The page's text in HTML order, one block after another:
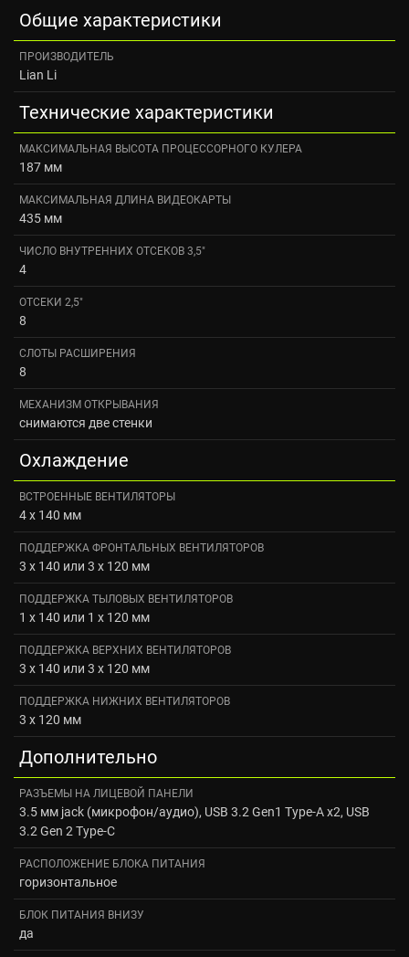
Общие характеристики
ПРОИЗВОДИТЕЛЬ
Lian Li
Технические характеристики
МАКСИМАЛЬНАЯ ВЫСОТА ПРОЦЕССОРНОГО КУЛЕРА
187 мм
МАКСИМАЛЬНАЯ ДЛИНА ВИДЕОКАРТЫ
435 мм
ЧИСЛО ВНУТРЕННИХ ОТСЕКОВ 3,5"
4
ОТСЕКИ 2,5"
8
СЛОТЫ РАСШИРЕНИЯ
8
МЕХАНИЗМ ОТКРЫВАНИЯ
снимаются две стенки
Охлаждение
ВСТРОЕННЫЕ ВЕНТИЛЯТОРЫ
4 x 140 мм
ПОДДЕРЖКА ФРОНТАЛЬНЫХ ВЕНТИЛЯТОРОВ
3 x 140 или 3 x 120 мм
ПОДДЕРЖКА ТЫЛОВЫХ ВЕНТИЛЯТОРОВ
1 x 140 или 1 x 120 мм
ПОДДЕРЖКА ВЕРХНИХ ВЕНТИЛЯТОРОВ
3 x 140 или 3 x 120 мм
ПОДДЕРЖКА НИЖНИХ ВЕНТИЛЯТОРОВ
3 x 120 мм
Дополнительно
РАЗЪЕМЫ НА ЛИЦЕВОЙ ПАНЕЛИ
3.5 мм jack (микрофон/аудио), USB 3.2 Gen1 Type-A x2, USB
3.2 Gen 2 Type-C
РАСПОЛОЖЕНИЕ БЛОКА ПИТАНИЯ
горизонтальное
БЛОК ПИТАНИЯ ВНИЗУ
да